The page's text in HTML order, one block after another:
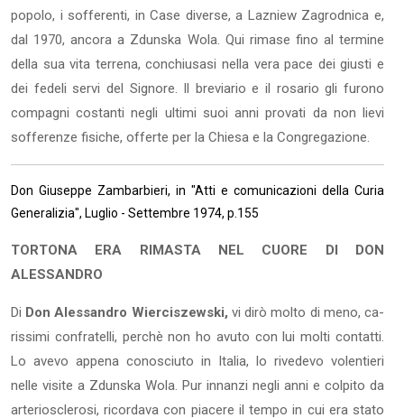
popolo, i sofferenti, in Case diverse, a Lazniew Zagrodnica e,
dal 1970, ancora a Zdunska Wola. Qui rimase fino al termine
della sua vita terrena, conchiusasi nella vera pace dei giusti e
dei fedeli servi del Signore. Il breviario e il rosario gli furono
compagni costanti negli ultimi suoi anni provati da non lievi
sofferenze fisiche, offerte per la Chiesa e la Congregazione.
Don Giuseppe Zambarbieri, in "Atti e comunicazioni della Curia
Generalizia", Luglio - Settembre 1974, p.155
TORTONA ERA RIMASTA NEL CUORE DI DON
ALESSANDRO
Di Don Alessandro Wierciszewski, vi dirò molto di meno, ca­
rissimi confratelli, perchè non ho avuto con lui molti contatti.
Lo avevo appena conosciuto in Italia, lo rivedevo volentieri
nelle vi­site a Zdunska Wola. Pur innanzi negli anni e colpito da
arterio­sclerosi, ricordava con piacere il tempo in cui era stato